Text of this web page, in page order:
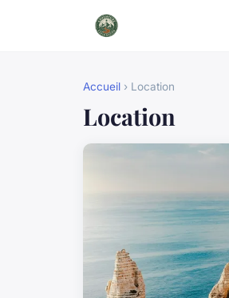
Accueil › Location
Location